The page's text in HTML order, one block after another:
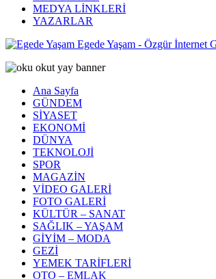
MEDYA LİNKLERİ
YAZARLAR
Egede Yaşam - Özgür İnternet
Ana Sayfa
GÜNDEM
SİYASET
EKONOMİ
DÜNYA
TEKNOLOJİ
SPOR
MAGAZİN
VİDEO GALERİ
FOTO GALERİ
KÜLTÜR – SANAT
SAĞLIK – YAŞAM
GİYİM – MODA
GEZİ
YEMEK TARİFLERİ
OTO – EMLAK